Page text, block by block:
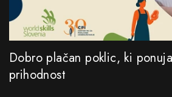
Dobro plačan poklic, ki
prihodnost